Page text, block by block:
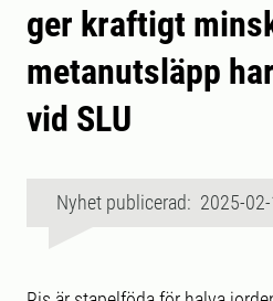
ger kraftigt
metanutsläpp
vid SLU
Nyhet publicerad: 2025-